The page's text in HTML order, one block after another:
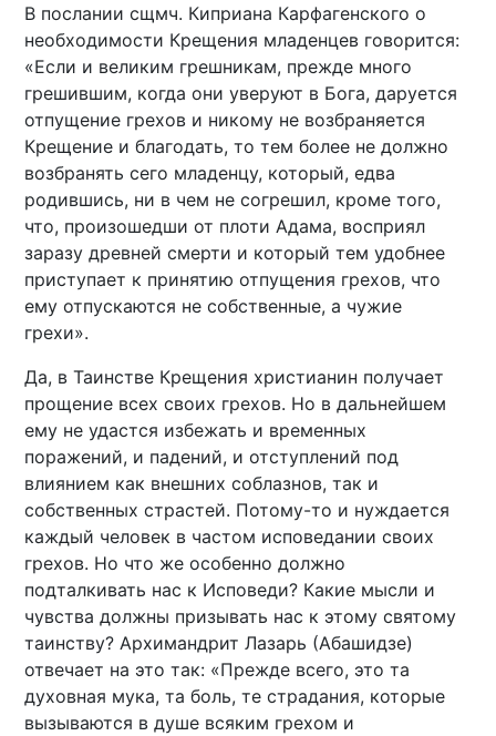
В послании сщмч. Киприана Карфагенского о
необходимости Крещения младенцев говорится:
«Если и великим грешникам, прежде много
грешившим, когда они уверуют в Бога, даруется
отпущение грехов и никому не возбраняется
Крещение и благодать, то тем более не должно
возбранять сего младенцу, который, едва
родившись, ни в чем не согрешил, кроме того,
что, произошедши от плоти Адама, восприял
заразу древней смерти и который тем удобнее
приступает к принятию отпущения грехов, что
ему отпускаются не собственные, а чужие
грехи».
Да, в Таинстве Крещения христианин получает
прощение всех своих грехов. Но в дальнейшем
ему не удастся избежать и временных
поражений, и падений, и отступлений под
влиянием как внешних соблазнов, так и
собственных страстей. Потому-то и нуждается
каждый человек в частом исповедании своих
грехов. Но что же особенно должно
подталкивать нас к Исповеди? Какие мысли и
чувства должны призывать нас к этому святому
таинству? Архимандрит Лазарь (Абашидзе)
отвечает на это так: «Прежде всего, это та
духовная мука, та боль, те страдания, которые
вызываются в душе всяким грехом и